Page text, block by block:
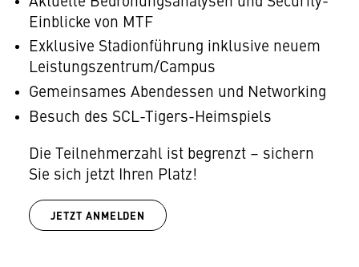
Einblicke von MTF
Exklusive Stadionführung inklusive neuem
Leistungszentrum/Campus
Gemeinsames Abendessen und Networking
Besuch des SCL-Tigers-Heimspiels
Die Teilnehmerzahl ist begrenzt – sichern
Sie sich jetzt Ihren Platz!
JETZT ANMELDEN